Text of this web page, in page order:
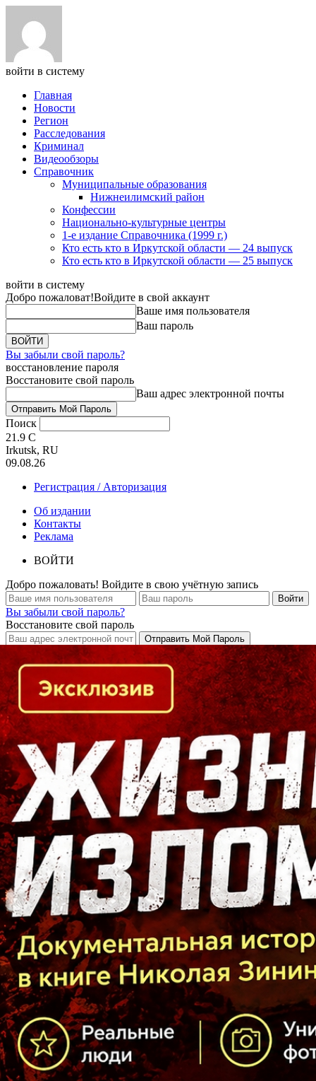
войти в систему
Главная
Новости
Регион
Расследования
Криминал
Видеообзоры
Справочник
Муниципальные образования
Нижнеилимский район
Конфессии
Национально-культурные центры
1-е издание Справочника (1999 г.)
Кто есть кто в Иркутской области — 24 выпуск
Кто есть кто в Иркутской области — 25 выпуск
войти в систему
Добро пожаловат!Войдите в свой аккаунт
Ваше имя пользователя
Ваш пароль
Вы забыли свой пароль?
восстановление пароля
Восстановите свой пароль
Ваш адрес электронной почты
Поиск
21.9 C
Irkutsk, RU
09.08.26
Регистрация / Авторизация
Об издании
Контакты
Реклама
ВОЙТИ
Добро пожаловать! Войдите в свою учётную запись
Вы забыли свой пароль?
Восстановите свой пароль
Кто есть кто в Байкальском регионе